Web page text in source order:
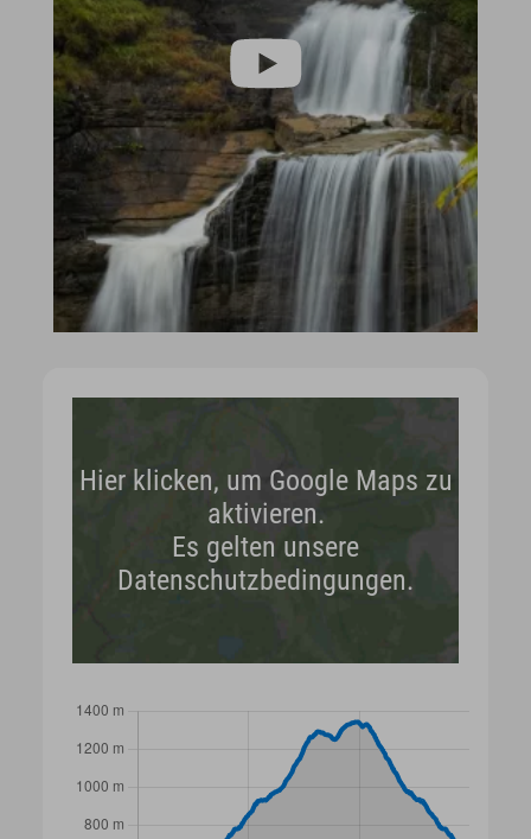
Hier klicken, um Google Maps zu
aktivieren.
Es gelten unsere
Datenschutzbedingungen.